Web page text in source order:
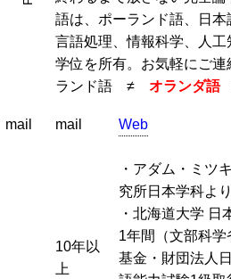
語は、ポーランド語、日
言語処理、情報科学、人
学位を所有。お気軽にご
ランド語 ≠ オランダ語
mail mail Web
10年以
上
・アダム・ミツ
究所日本学科よ
・北海道大学 日
1年間（文部科
基金・財団法人